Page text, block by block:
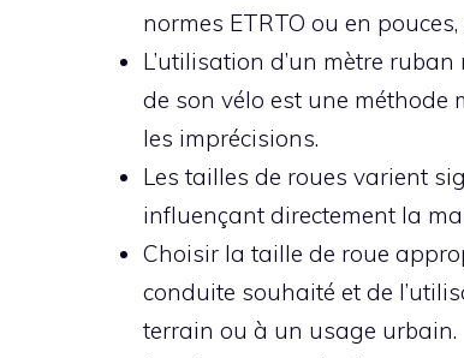
normes ETRTO ou en
L’utilisation d’un mètre
de son vélo est une
les imprécisions.
Les tailles de roues varient
influençant directement la
Choisir la taille de roue
conduite souhaité et de
terrain ou à un usage urbain.